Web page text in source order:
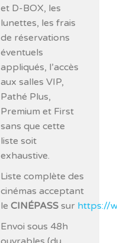
et D-BOX, les
lunettes, les frais
de réservations
éventuels
appliqués, l’accès
aux salles VIP,
Pathé Plus,
Premium et First
sans que cette
liste soit
exhaustive.
Liste complète des
cinémas acceptant
leCINÉPASS sur https://
Envoi sous 48h